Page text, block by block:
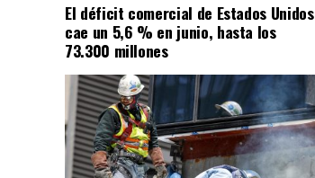
El déficit comercial de Estados Unidos
cae un 5,6 % en junio, hasta los
73.300 millones